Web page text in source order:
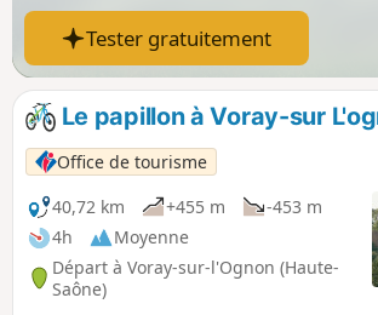
Tester gratuitement
Le papillon à Voray-sur
Office de tourisme
40,72 km
+455 m
-453 m
4h
Moyenne
Départ à Voray-sur-l'Ognon (Haute-
Saône)